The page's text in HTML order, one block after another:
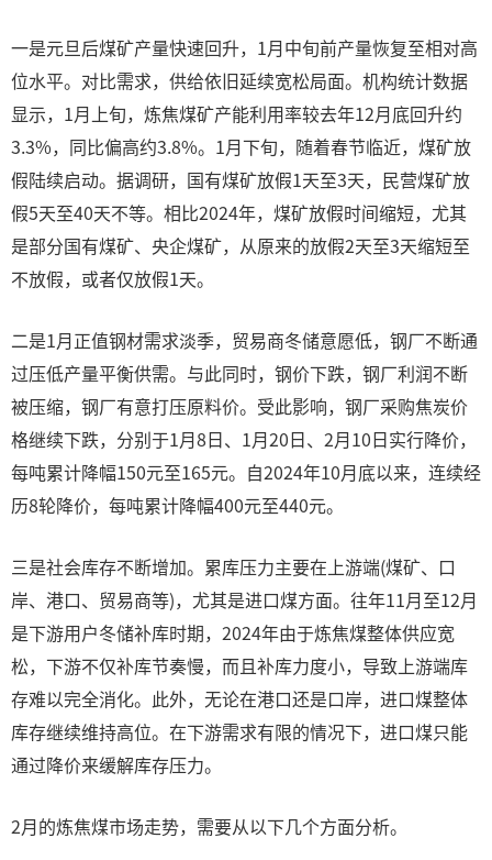
一是元旦后煤矿产量快速回升，1月中旬前产量恢复至相对高
位水平。对比需求，供给依旧延续宽松局面。机构统计数据
显示，1月上旬，炼焦煤矿产能利用率较去年12月底回升约
3.3%，同比偏高约3.8%。1月下旬，随着春节临近，煤矿放
假陆续启动。据调研，国有煤矿放假1天至3天，民营煤矿放
假5天至40天不等。相比2024年，煤矿放假时间缩短，尤其
是部分国有煤矿、央企煤矿，从原来的放假2天至3天缩短至
不放假，或者仅放假1天。
二是1月正值钢材需求淡季，贸易商冬储意愿低，钢厂不断通
过压低产量平衡供需。与此同时，钢价下跌，钢厂利润不断
被压缩，钢厂有意打压原料价。受此影响，钢厂采购焦炭价
格继续下跌，分别于1月8日、1月20日、2月10日实行降价，
每吨累计降幅150元至165元。自2024年10月底以来，连续经
历8轮降价，每吨累计降幅400元至440元。
三是社会库存不断增加。累库压力主要在上游端(煤矿、口
岸、港口、贸易商等)，尤其是进口煤方面。往年11月至12月
是下游用户冬储补库时期，2024年由于炼焦煤整体供应宽
松，下游不仅补库节奏慢，而且补库力度小，导致上游端库
存难以完全消化。此外，无论在港口还是口岸，进口煤整体
库存继续维持高位。在下游需求有限的情况下，进口煤只能
通过降价来缓解库存压力。
2月的炼焦煤市场走势，需要从以下几个方面分析。